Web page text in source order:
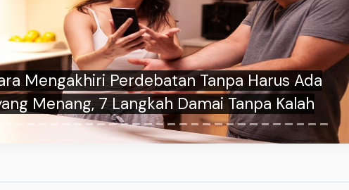
12 Kalimat yang Membuat Pasangan Merasa
Lebih Dihargai, Penentu Hubungan Jangka
Panjang